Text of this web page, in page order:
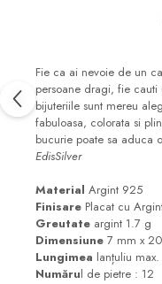
Fie ca ai nevoie de un
persoane dragi, fie cauti
bijuteriile sunt mereu
fabuloasa, colorata si
bucurie poate sa aduca
EdisSilver
Material Argint 925
Finisare Placat cu
Greutate argint 1.7 g
Dimensiune 7 mm x
Lungimea lanțuliu
Numărul de pietre : 12